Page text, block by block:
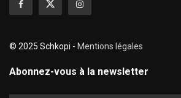
© 2025 Schkopi - Mentions légales
Abonnez-vous à la newsletter